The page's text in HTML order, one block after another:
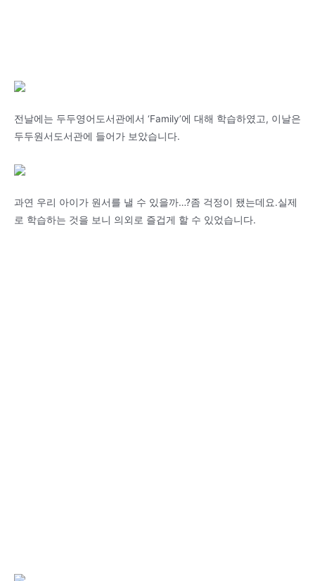
전날에는 두두영어도서관에서 ‘Family’에 대해 학습하였고, 이날은
두두원서도서관에 들어가 보았습니다.
과연 우리 아이가 원서를 낼 수 있을까…?좀 걱정이 됐는데요.실제
로 학습하는 것을 보니 의외로 즐겁게 할 수 있었습니다.